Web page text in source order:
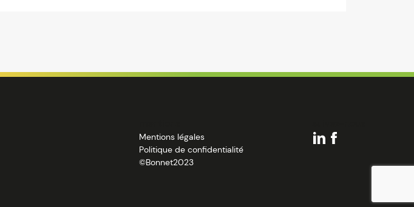
Mentions légales
Politique de confidentialité
©Bonnet2023